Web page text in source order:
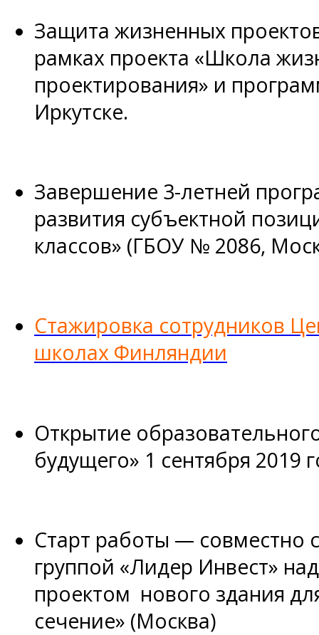
Защита жизненных
рамках проекта «Школа
проектирования» и
Иркутске.
Завершение 3-летней
развития субъектной
классов» (ГБОУ № 2086,
Стажировка сотрудников
школах Финляндии
Открытие
будущего» 1 сентября 2019
Старт работы — совместно
группой «Лидер Инвест»
проектом нового здания
сечение» (Москва)